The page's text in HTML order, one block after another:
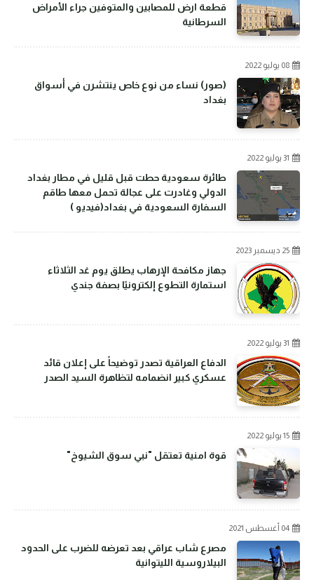
قطعة ارض للمصابين والمتوفين جراء الأمراض
السرطانية
08 يوليو 2022
(صور) نساء من نوع خاص ينتشرن في أسواق
بغداد
31 يوليو 2022
طائرة سعودية حطت قبل قليل في مطار بغداد
الدولي وغادرت على عجالة تحمل معها طاقم
السفارة السعودية في بغداد(فيديو )
25 ديسمبر 2023
جهاز مكافحة الإرهاب يطلق يوم غد الثلاثاء
استمارة التطوع إلكترونيًا بصفة جندي
31 يوليو 2022
الدفاع العراقية تصدر توضيحاً على إعلان قائد
عسكري كبير انضمامه لتظاهرة السيد الصدر
15 يوليو 2022
قوة امنية تعتقل "نبي سوق الشيوخ"
04 أغسطس 2021
مصرع شاب عراقي بعد تعرضه للضرب على الحدود
البيلاروسية الليتوانية